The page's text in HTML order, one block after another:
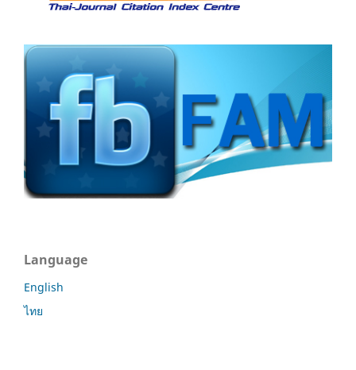
Language
English
ไทย